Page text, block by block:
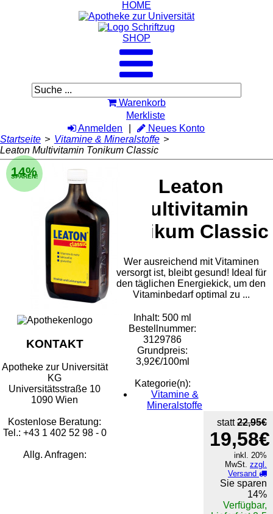
HOME
SHOP
Warenkorb
Merkliste
Anmelden
Neues Konto
Startseite > Vitamine & Mineralstoffe >
Leaton Multivitamin Tonikum Classic
Leaton
Multivitamin
Tonikum Classic
14%
SPAREN!
Wer ausreichend mit Vitaminen
versorgt ist, bleibt gesund! Ideal für
den täglichen Energiekick, um den
Vitaminbedarf optimal zu ...
Inhalt: 500 ml
Bestellnummer:
3129786
Grundpreis:
3,92€/100ml
Kategorie(n):
Vitamine &
Mineralstoffe
statt22,95€
19,58€
inkl. 20%
MwSt. zzgl.
Versand
Sie sparen
14%
Verfügbar,
KONTAKT
Apotheke zur Universität
KG
Universitätsstraße 10
1090 Wien
Kostenlose Beratung:
Tel.: +43 1 402 52 98 - 0
Allg. Anfragen: